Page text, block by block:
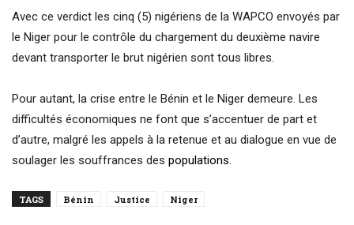
Avec ce verdict les cinq (5) nigériens de la WAPCO envoyés par
le Niger pour le contrôle du chargement du deuxième navire
devant transporter le brut nigérien sont tous libres.
Pour autant, la crise entre le Bénin et le Niger demeure. Les
difficultés économiques ne font que s’accentuer de part et
d’autre, malgré les appels à la retenue et au dialogue en vue de
soulager les souffrances des populations.
TAGS Bénin Justice Niger